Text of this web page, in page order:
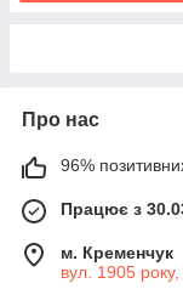
Про нас
96%
Працює з
м. Кременчук
вул. 1905